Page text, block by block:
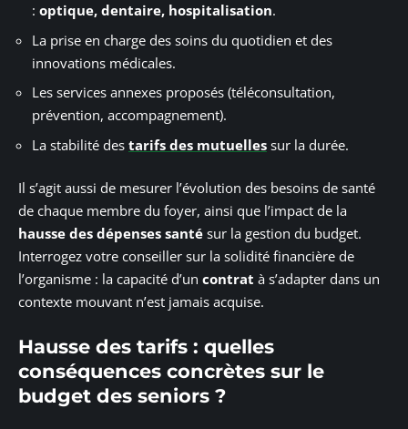
: optique, dentaire, hospitalisation.
La prise en charge des soins du quotidien et des
innovations médicales.
Les services annexes proposés (téléconsultation,
prévention, accompagnement).
La stabilité des tarifs des mutuelles sur la durée.
Il s’agit aussi de mesurer l’évolution des besoins de santé
de chaque membre du foyer, ainsi que l’impact de la
hausse des dépenses santé sur la gestion du budget.
Interrogez votre conseiller sur la solidité financière de
l’organisme : la capacité d’un contrat à s’adapter dans un
contexte mouvant n’est jamais acquise.
Hausse des tarifs : quelles
conséquences concrètes sur le
budget des seniors ?